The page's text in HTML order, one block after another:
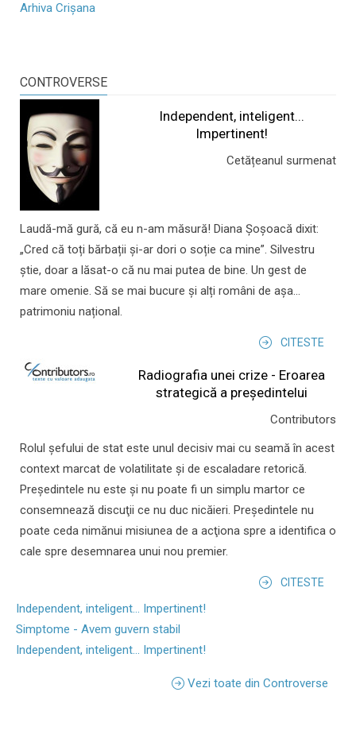
Arhiva Crișana
CONTROVERSE
Independent, inteligent...
Impertinent!
Cetățeanul surmenat
Laudă-mă gură, că eu n-am măsură! Diana Șoșoacă dixit:
„Cred că toți bărbații și-ar dori o soție ca mine”. Silvestru
știe, doar a lăsat-o că nu mai putea de bine. Un gest de
mare omenie. Să se mai bucure și alți români de așa...
patrimoniu național.
CITESTE
Radiografia unei crize - Eroarea
strategică a președintelui
Contributors
Rolul şefului de stat este unul decisiv mai cu seamă în acest
context marcat de volatilitate şi de escaladare retorică.
Preşedintele nu este şi nu poate fi un simplu martor ce
consemnează discuţii ce nu duc nicăieri. Preşedintele nu
poate ceda nimănui misiunea de a acţiona spre a identifica o
cale spre desemnarea unui nou premier.
CITESTE
Independent, inteligent... Impertinent!
Simptome - Avem guvern stabil
Independent, inteligent... Impertinent!
Vezi toate din Controverse